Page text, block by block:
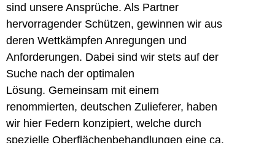
sind unsere Ansprüche. Als Partner
hervorragender Schützen, gewinnen wir aus
deren Wettkämpfen Anregungen und
Anforderungen. Dabei sind wir stets auf der
Suche nach der optimalen
Lösung. Gemeinsam mit einem
renommierten, deutschen Zulieferer, haben
wir hier Federn konzipiert, welche durch
spezielle Oberflächenbehandlungen eine ca.